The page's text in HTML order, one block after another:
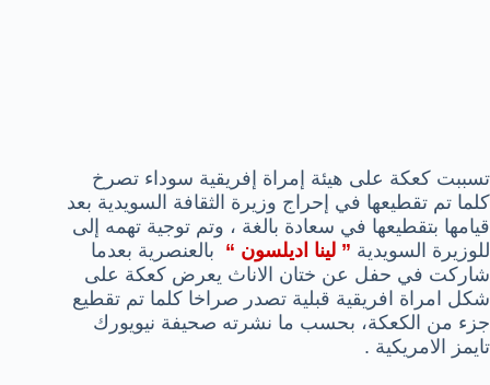
تسببت كعكة على هيئة إمراة إفريقية سوداء تصرخ
كلما تم تقطيعها في إحراج وزيرة الثقافة السويدية بعد
قيامها بتقطيعها في سعادة بالغة ، وتم توجية تهمه إلى
للوزيرة السويدية ” لينا اديلسون “ بالعنصرية بعدما
شاركت في حفل عن ختان الاناث يعرض كعكة على
شكل امراة افريقية قبلية تصدر صراخا كلما تم تقطيع
جزء من الكعكة، بحسب ما نشرته صحيفة نيويورك
تايمز الامريكية .